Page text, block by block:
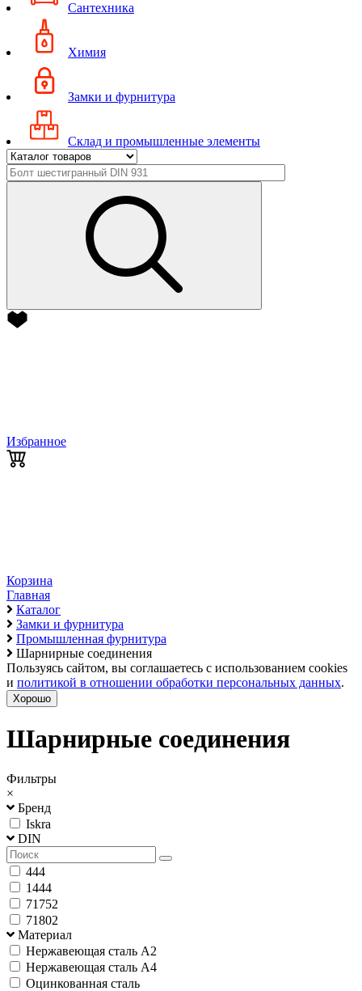
Сантехника
Химия
Замки и фурнитура
Склад и промышленные элементы
Избранное
Корзина
Главная
Каталог
Замки и фурнитура
Промышленная фурнитура
Шарнирные соединения
Пользуясь сайтом, вы соглашаетесь с использованием cookies
и политикой в отношении обработки персональных данных.
Хорошо
Шарнирные соединения
Фильтры
×
Бренд
Iskra
DIN
444
1444
71752
71802
Материал
Нержавеющая сталь А2
Нержавеющая сталь А4
Оцинкованная сталь